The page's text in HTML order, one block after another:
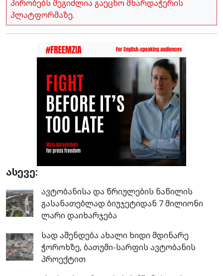
პირობებს შეგიძლია გაეცნო მხარდაჭერის
პლატფორმაზე.
ასევე:
ავტობანისა და წრიულების ნაწილის
გასანათებლად ბიუჯეტიდან 7 მილიონი
ლარი დაიხარჯება
სად აშენდება ახალი ხიდი მდინარე
ჭოროხზე, ბათუმი-სარფის ავტობანის
პროექტით